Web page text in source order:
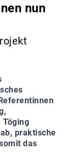
nun
Töging
praktische
das